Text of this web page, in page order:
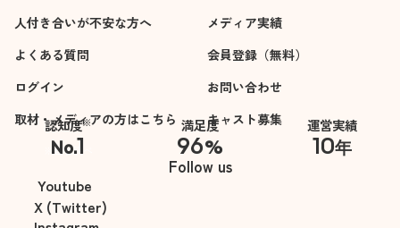
人付き合いが不安な方へ
メディア実績
よくある質問
会員登録（無料）
ログイン
お問い合わせ
取材・メディアの方はこちら
キャスト募集
認知度※
No.1
※自社調べ
満足度
96%
運営実績
10年
Follow us
Youtube
X (Twitter)